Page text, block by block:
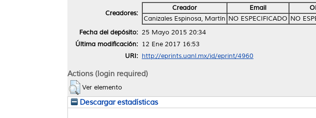
Creadores:
Creador Email
Canizales Espinosa, Martín NO ESPECIFICADO NO
Fecha del depósito: 25 Mayo 2015 20:34
Última modificación: 12 Ene 2017 16:53
URI: http://eprints.uanl.mx/id/eprint/4960
Actions (login required)
Ver elemento
Descargar estadísticas